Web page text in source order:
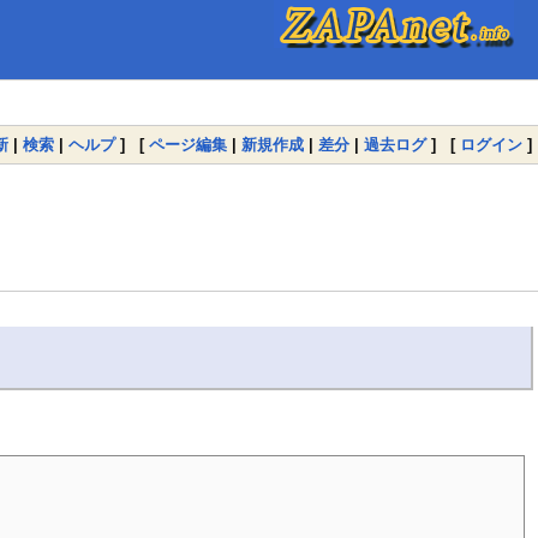
| 検索 | ヘルプ] [ ページ編集 | 新規作成 | 差分 | 過去ログ] [ ログイン ]